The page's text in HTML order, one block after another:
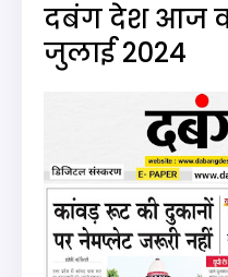
दबंग देश आज
जुलाई 2024